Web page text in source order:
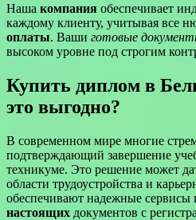
Наша компания обеспечивает
каждому клиенту, учитывая все
оплаты. Ваши готовые
высоком уровне под строгим
Купить диплом в
это выгодно?
В современном мире многие
подтверждающий завершение
техникуме. Это решение может
области трудоустройства и
обеспечивают надежные сервисы
настоящих документов с